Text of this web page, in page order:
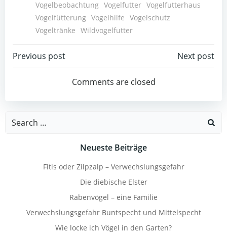
Vogelbeobachtung Vogelfutter Vogelfutterhaus
Vogelfütterung Vogelhilfe Vogelschutz
Vogeltränke Wildvogelfutter
Beitragsnavigation
Previous post Next post
Comments are closed
Search
Neueste Beiträge
Fitis oder Zilpzalp – Verwechslungsgefahr
Die diebische Elster
Rabenvögel – eine Familie
Verwechslungsgefahr Buntspecht und Mittelspecht
Wie locke ich Vögel in den Garten?